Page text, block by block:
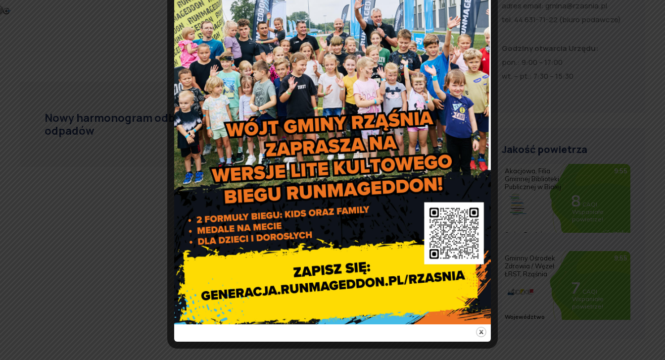
Nowy harmonogram odbioru
odpadów
Wirtualny spacer po Rząśni
adres email: gmina@rzasnia.pl
tel. 44 631-71-22 (biuro podawcze)
Godziny otwarcia Urzędu:
pon.: 9:00 – 17:00
wt. – pt.: 7:30 – 15:30
Jakość powietrza